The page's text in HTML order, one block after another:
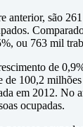
anterior, são
ou 763 mil
de
de 100,2
em 2012. No
ocupadas.